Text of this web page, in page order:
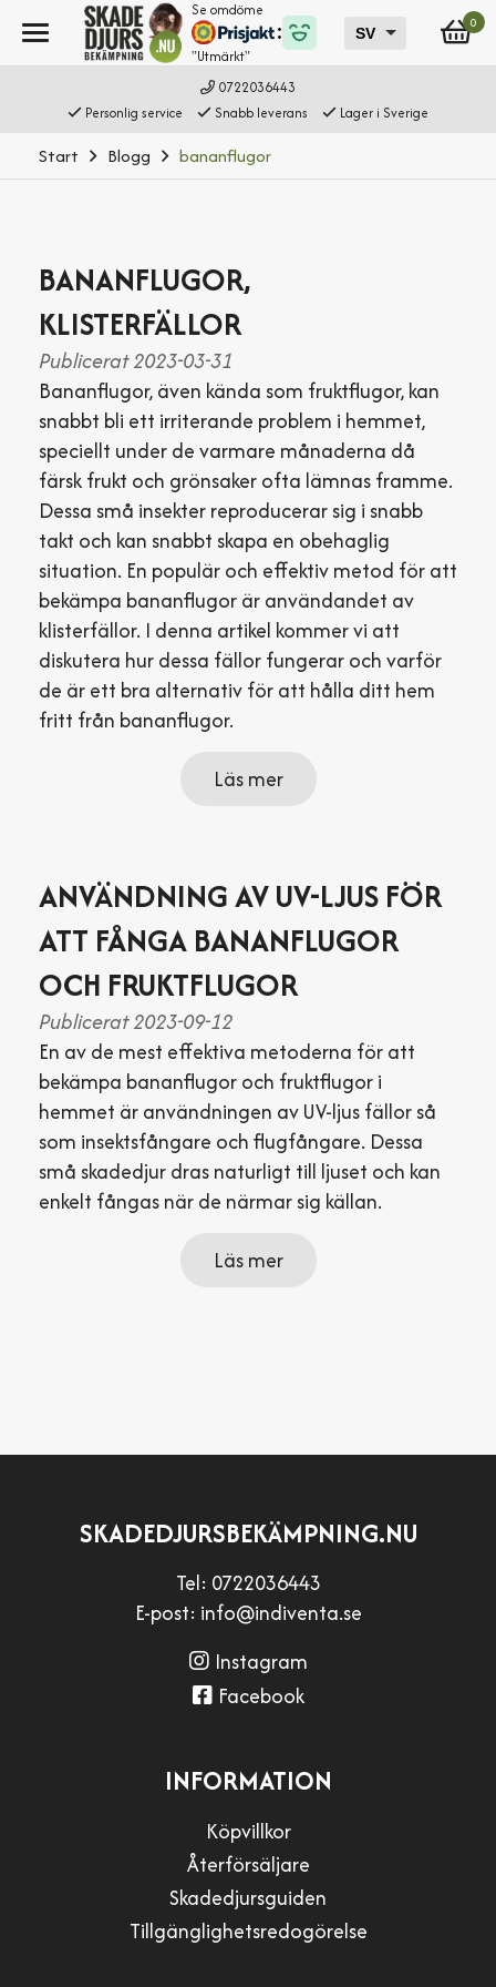
0722036443
Personlig service
Snabb leverans Lager i Sverige
Start Blogg bananflugor
BANANFLUGOR,
KLISTERFÄLLOR
Publicerat 2023-03-31
Bananflugor, även kända som fruktflugor, kan
snabbt bli ett irriterande problem i hemmet,
speciellt under de varmare månaderna då
färsk frukt och grönsaker ofta lämnas framme.
Dessa små insekter reproducerar sig i snabb
takt och kan snabbt skapa en obehaglig
situation. En populär och effektiv metod för att
bekämpa bananflugor är användandet av
klisterfällor. I denna artikel kommer vi att
diskutera hur dessa fällor fungerar och varför
de är ett bra alternativ för att hålla ditt hem
fritt från bananflugor.
Läs mer
ANVÄNDNING AV UV-LJUS FÖR
ATT FÅNGA BANANFLUGOR
OCH FRUKTFLUGOR
Publicerat 2023-09-12
En av de mest effektiva metoderna för att
bekämpa bananflugor och fruktflugor i
hemmet är användningen av UV-ljus fällor så
som insektsfångare och flugfångare. Dessa
små skadedjur dras naturligt till ljuset och kan
enkelt fångas när de närmar sig källan.
Läs mer
SKADEDJURSBEKÄMPNING.NU
Tel: 0722036443
E-post: info@indiventa.se
Instagram
Facebook
INFORMATION
Köpvillkor
Återförsäljare
Skadedjursguiden
Tillgänglighetsredogörelse
Se omdöme
"Utmärkt"
0